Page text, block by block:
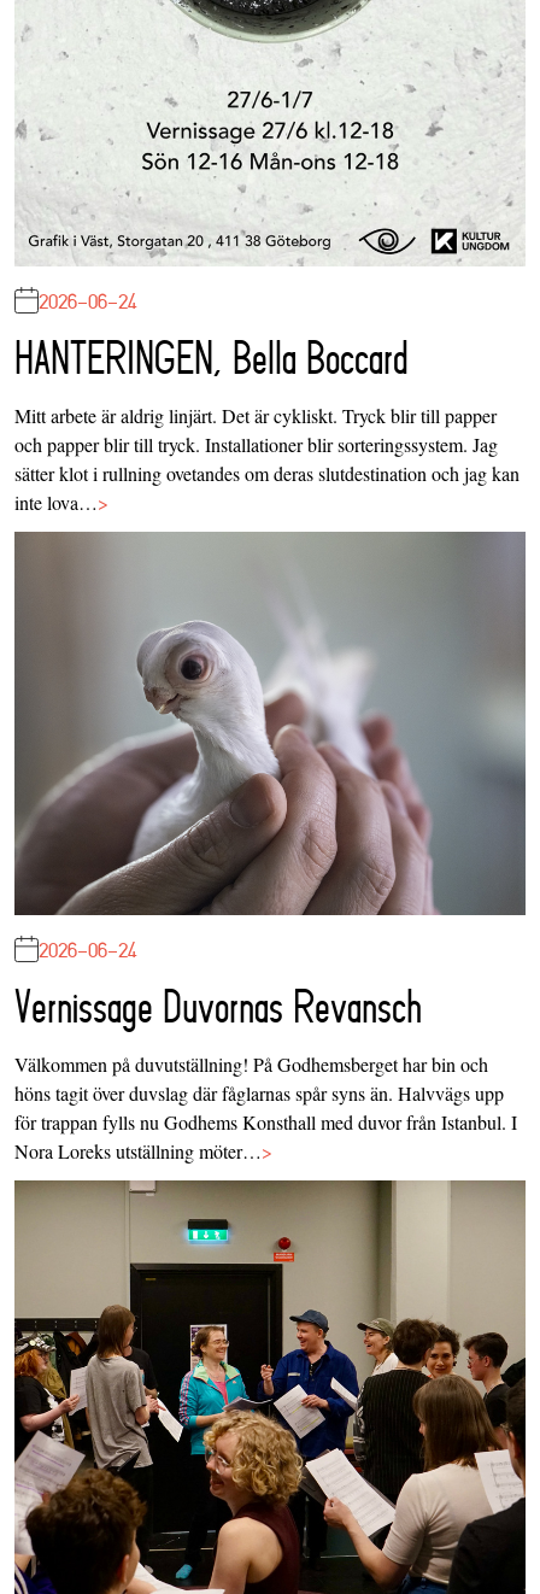
2026-06-24
HANTERINGEN, Bella Boccard
Mitt arbete är aldrig linjärt. Det är cykliskt. Tryck blir till papper
och papper blir till tryck. Installationer blir sorteringssystem. Jag
sätter klot i rullning ovetandes om deras slutdestination och jag kan
inte lova…>
2026-06-24
Vernissage Duvornas Revansch
Välkommen på duvutställning! På Godhemsberget har bin och
höns tagit över duvslag där fåglarnas spår syns än. Halvvägs upp
för trappan fylls nu Godhems Konsthall med duvor från Istanbul. I
Nora Loreks utställning möter…>